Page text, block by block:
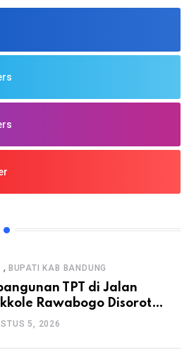
, BUPATI KAB BANDUNG
TPT di Jalan
Rawabogo Disorot
Selesai Tanpa Papan
5, 2026